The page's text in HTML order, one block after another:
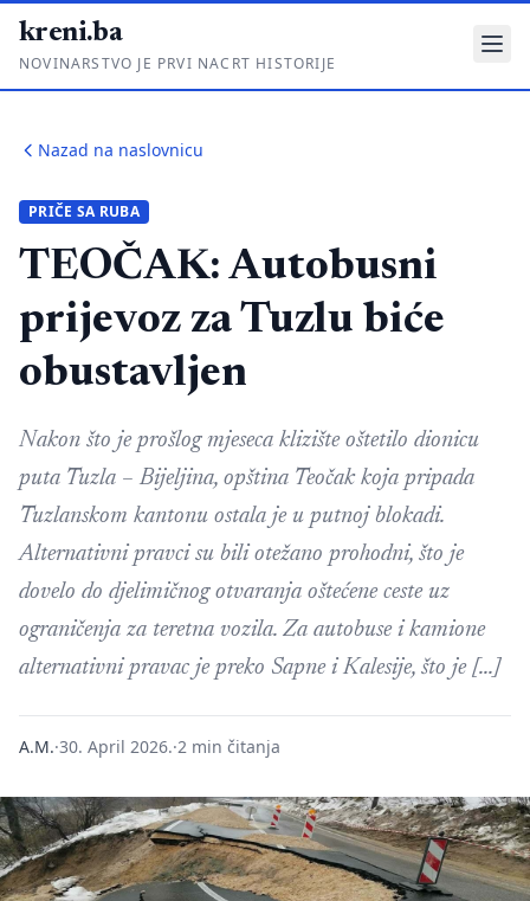
kreni.ba
NOVINARSTVO JE PRVI NACRT HISTORIJE
Ponos i glas
Daljinski u ruke
Romski put
O nama
Impressum
Kontakt
Nazad na naslovnicu
PRIČE SA RUBA
TEOČAK: Autobusni
prijevoz za Tuzlu biće
obustavljen
Nakon što je prošlog mjeseca klizište oštetilo dionicu
puta Tuzla – Bijeljina, opština Teočak koja pripada
Tuzlanskom kantonu ostala je u putnoj blokadi.
Alternativni pravci su bili otežano prohodni, što je
dovelo do djelimičnog otvaranja oštećene ceste uz
ograničenja za teretna vozila. Za autobuse i kamione
alternativni pravac je preko Sapne i Kalesije, što je […]
A.M.·30. April 2026.·2 min čitanja